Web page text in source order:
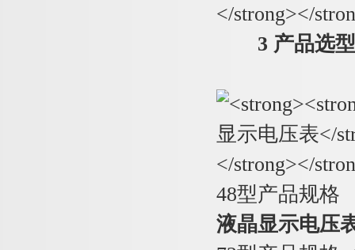
3 产品选型
48型产品规格
液晶显示电压